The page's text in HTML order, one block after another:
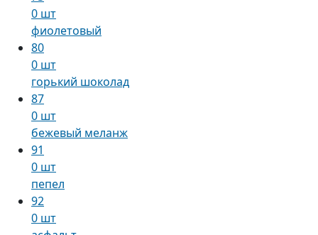
0 шт
фиолетовый
80
0 шт
горький шоколад
87
0 шт
бежевый меланж
91
0 шт
пепел
92
0 шт